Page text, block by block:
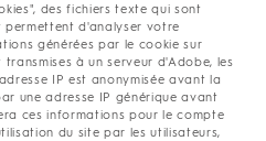
des fichiers texte qui sont
d'analyser votre
générées par le cookie sur
à un serveur d'Adobe, les
IP est anonymisée avant la
une adresse IP générique avant
ces informations pour le compte
du site par les utilisateurs,